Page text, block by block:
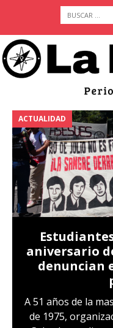
ACTUALIDAD
Estudiantes
aniversario de
denuncian
A 51 años de la
de 1975,